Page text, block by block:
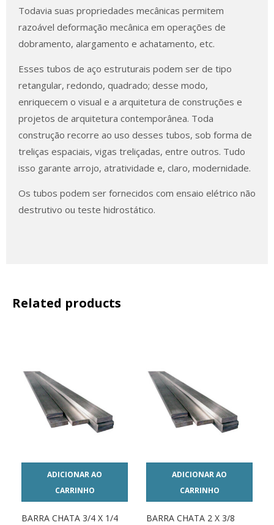
Todavia suas propriedades mecânicas permitem
razoável deformação mecânica em operações de
dobramento, alargamento e achatamento, etc.
Esses tubos de aço estruturais podem ser de tipo
retangular, redondo, quadrado; desse modo,
enriquecem o visual e a arquitetura de construções e
projetos de arquitetura contemporânea. Toda
construção recorre ao uso desses tubos, sob forma de
treliças espaciais, vigas treliçadas, entre outros. Tudo
isso garante arrojo, atratividade e, claro, modernidade.
Os tubos podem ser fornecidos com ensaio elétrico não
destrutivo ou teste hidrostático.
Related products
ADICIONAR AO
CARRINHO
BARRA CHATA 3/4 X 1/4
ADICIONAR AO
CARRINHO
BARRA CHATA 2 X 3/8